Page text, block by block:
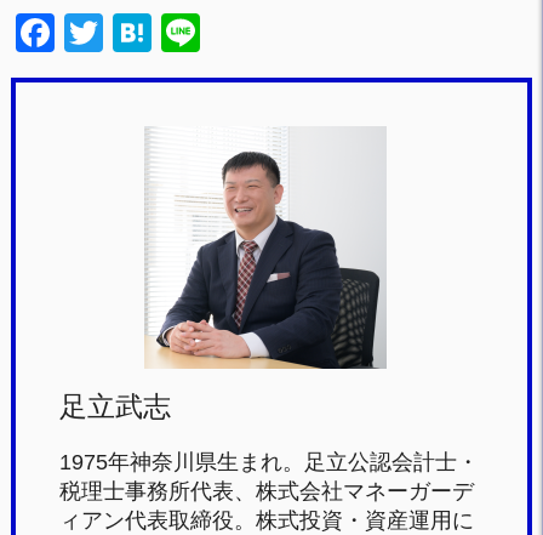
F
a
T
wi
H
at
n
a
n
足立武志
1975年神奈川県生まれ。足立公認会計士・
税理士事務所代表、株式会社マネーガーデ
ィアン代表取締役。株式投資・資産運用に